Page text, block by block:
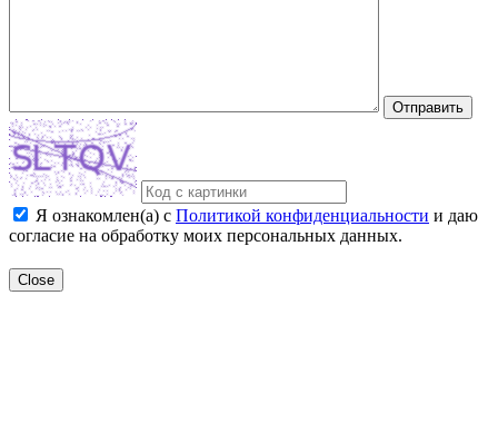
Отправить
Я ознакомлен(а) с Политикой конфиденциальности и даю
согласие на обработку моих персональных данных.
Close